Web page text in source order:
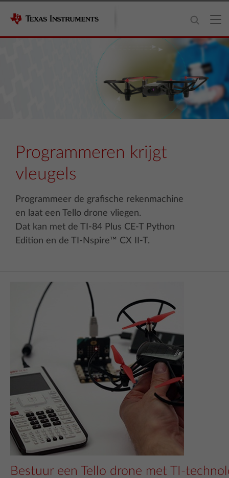
Programmeren krijgt
vleugels
Programmeer de grafische rekenmachine
en laat een Tello drone vliegen.
Dat kan met de TI-84 Plus CE-T Python
Edition en de TI-Nspire™ CX II-T.
Bestuur een Tello drone met TI-